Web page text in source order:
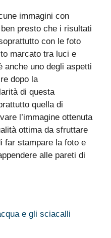
immagini con
presto che i risultati
con le foto
marcato tra luci e
anche uno degli aspetti
dopo la
di questa
quella di
l’immagine ottenuta
ottima da sfruttare
far stampare la foto e
alle pareti di
e gli sciacalli